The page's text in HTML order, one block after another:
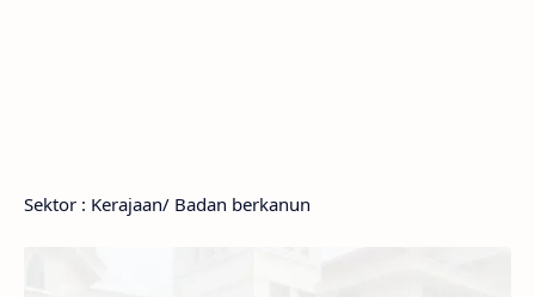
Sektor : Kerajaan/ Badan berkanun